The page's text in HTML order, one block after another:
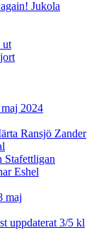
Jukola
ut
2024
Ransjö Zander
Eshel
maj
uppdaterat 3/5 kl